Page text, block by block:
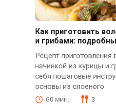
Как приготовить
и грибами:
Рецепт приготовления
начинкой из курицы и
себя пошаговые
основы из слоеного
60 мин. 3